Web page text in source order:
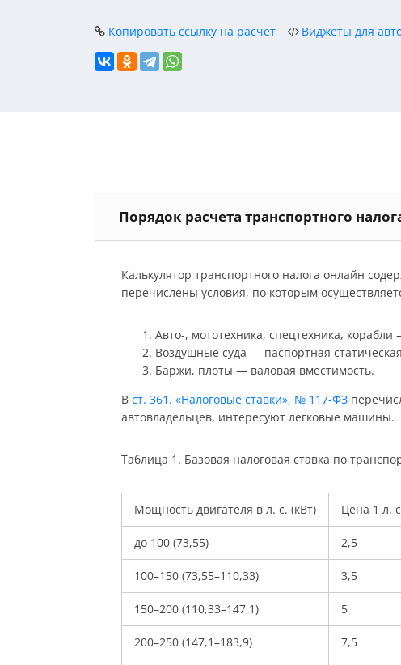
Копировать ссылку на расчет Виджеты для
Порядок расчета транспортного
Калькулятор транспортного налога онлайн
перечислены условия, по которым
Авто-, мототехника, спецтехника,
Воздушные суда — паспортная
Баржи, плоты — валовая вместимость.
В ст. 361. «Налоговые ставки», № 117-ФЗ
автовладельцев, интересуют легковые машины.
Таблица 1. Базовая налоговая ставка по
Мощность двигателя в л. с. (кВт) Цена 1 л.
до 100 (73,55) 2,5
100–150 (73,55–110,33) 3,5
150–200 (110,33–147,1) 5
200–250 (147,1–183,9) 7,5